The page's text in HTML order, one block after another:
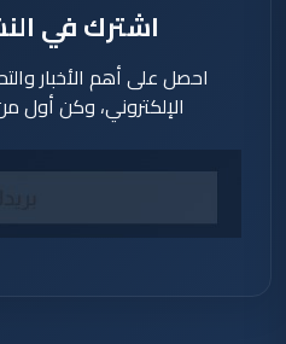
اشترك في
احصل على أهم الأخبار
الإلكتروني، وكن أول